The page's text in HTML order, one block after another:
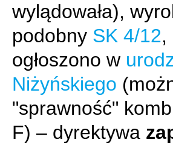
wylądowała),
podobny SK 4/12,
ogłoszono w
Niżyńskiego
"sprawność"
F) – dyrektywa